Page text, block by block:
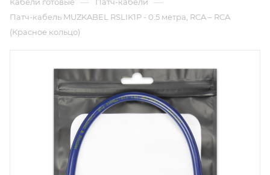
Патч-кабель MUZKABEL RSLIK1P - 0.5 метра, RCA – RCA
(Красное кольцо)